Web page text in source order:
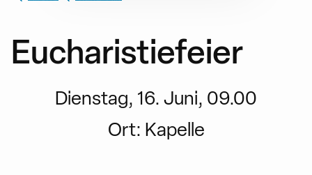
Eucharistiefeier
Dienstag, 16. Juni, 09.00
Ort: Kapelle